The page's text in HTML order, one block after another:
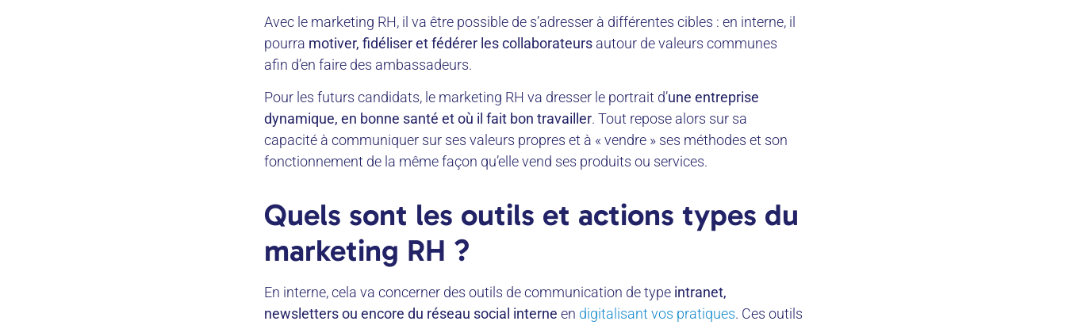
Avec le marketing RH, il va être possible de s’adresser à différentes cibles : en interne, il
pourra motiver, fidéliser et fédérer les collaborateursautour de valeurs communes
afin d’en faire des ambassadeurs.
Pour les futurs candidats, le marketing RH va dresser le portrait d’une entreprise
dynamique, en bonne santé et où il fait bon travailler. Tout repose alors sur sa
capacité à communiquer sur ses valeurs propres et à « vendre » ses méthodes et son
fonctionnement de la même façon qu’elle vend ses produits ou services.
Quels sont les outils et actions types du
marketing RH ?
En interne, cela va concerner des outils de communication de type intranet,
newsletters ou encore du réseau social interne en digitalisant vos pratiques. Ces outils